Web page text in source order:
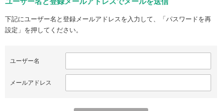
下記にユーザー名と登録メールアドレスを入力して、「パスワードを再
設定」を押してください。
ユーザー名
メールアドレス